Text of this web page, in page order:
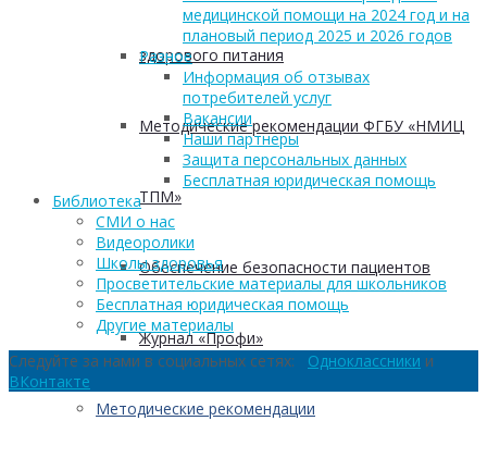
здорового питания
Методические рекомендации ФГБУ «НМИЦ
ТПМ»
Обеспечение безопасности пациентов
Журнал «Профи»
Методические рекомендации
медицинской помощи на 2024 год и на
плановый период 2025 и 2026 годов
Разное
Информация об отзывах
потребителей услуг
Вакансии
Наши партнеры
Защита персональных данных
Бесплатная юридическая помощь
Библиотека
СМИ о нас
Видеоролики
Школы здоровья
Просветительские материалы для школьников
Бесплатная юридическая помощь
Другие материалы
Следуйте за нами в социальных сетях: Одноклассники и
ВКонтакте